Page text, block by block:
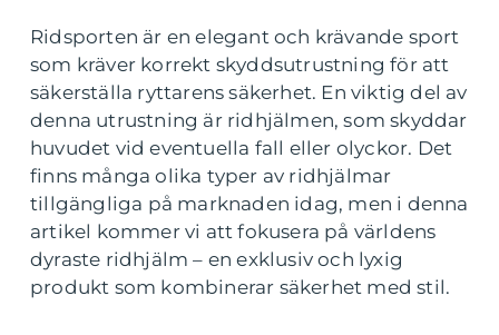
Ridsporten är en elegant och krävande sport
som kräver korrekt skyddsutrustning för att
säkerställa ryttarens säkerhet. En viktig del av
denna utrustning är ridhjälmen, som skyddar
huvudet vid eventuella fall eller olyckor. Det
finns många olika typer av ridhjälmar
tillgängliga på marknaden idag, men i denna
artikel kommer vi att fokusera på världens
dyraste ridhjälm – en exklusiv och lyxig
produkt som kombinerar säkerhet med stil.